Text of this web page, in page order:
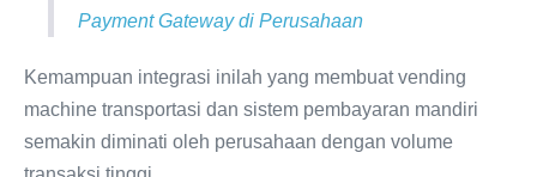
Payment Gateway di Perusahaan
Kemampuan integrasi inilah yang membuat vending
machine transportasi dan sistem pembayaran mandiri
semakin diminati oleh perusahaan dengan volume